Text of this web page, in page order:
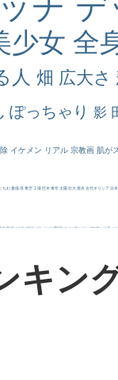
少女 全
人 畑 広大さ
ぽっちゃり 影
イケメン リアル 宗教画 肌が
ちわ 素描 塔 青空 工場 巨木 青年 太陽 壮大 着衣 古代ギリシア 日
衆 親子 裸婦 可愛い ピサロ ＃名画で学ぶ「たるみ」 ニーソックス 躍動感 黄色 こわい コート 畦道 レンブラント・ sekkusu 暖かい バブみ 靴下 ショッ
キン